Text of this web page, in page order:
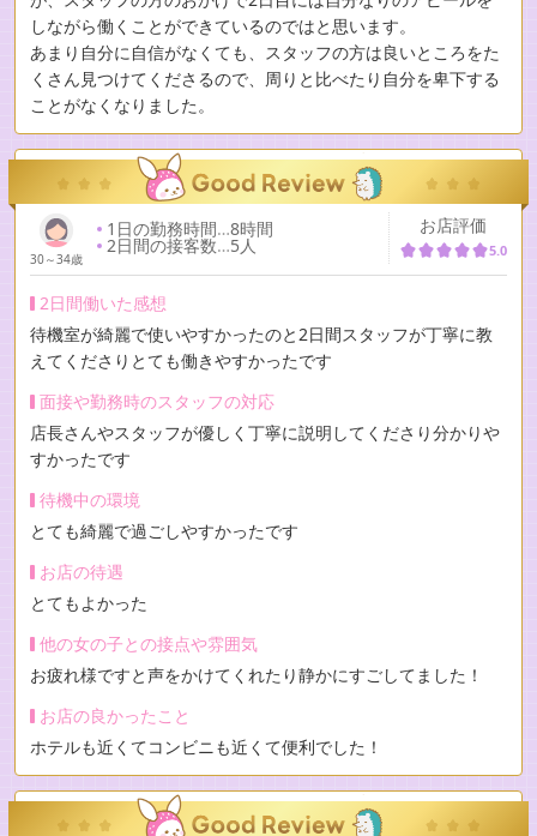
しながら働くことができているのではと思います。
あまり自分に自信がなくても、スタッフの方は良いところをた
くさん見つけてくださるので、周りと比べたり自分を卑下する
ことがなくなりました。
30～34歳
1日の勤務時間…8時間
2日間の接客数…5人
お店評価
5.0
2日間働いた感想
待機室が綺麗で使いやすかったのと2日間スタッフが丁寧に教
えてくださりとても働きやすかったです
面接や勤務時のスタッフの対応
店長さんやスタッフが優しく丁寧に説明してくださり分かりや
すかったです
待機中の環境
とても綺麗で過ごしやすかったです
お店の待遇
とてもよかった
他の女の子との接点や雰囲気
お疲れ様ですと声をかけてくれたり静かにすごしてました！
お店の良かったこと
ホテルも近くてコンビニも近くて便利でした！